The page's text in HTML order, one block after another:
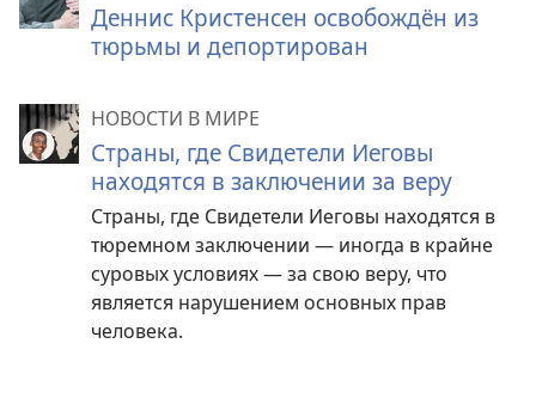
Деннис Кристенсен освобождён из
тюрьмы и депортирован
НОВОСТИ В МИРЕ
Страны, где Свидетели Иеговы
находятся в заключении за веру
Страны, где Свидетели Иеговы находятся в
тюремном заключении — иногда в крайне
суровых условиях — за свою веру, что
является нарушением основных прав
человека.